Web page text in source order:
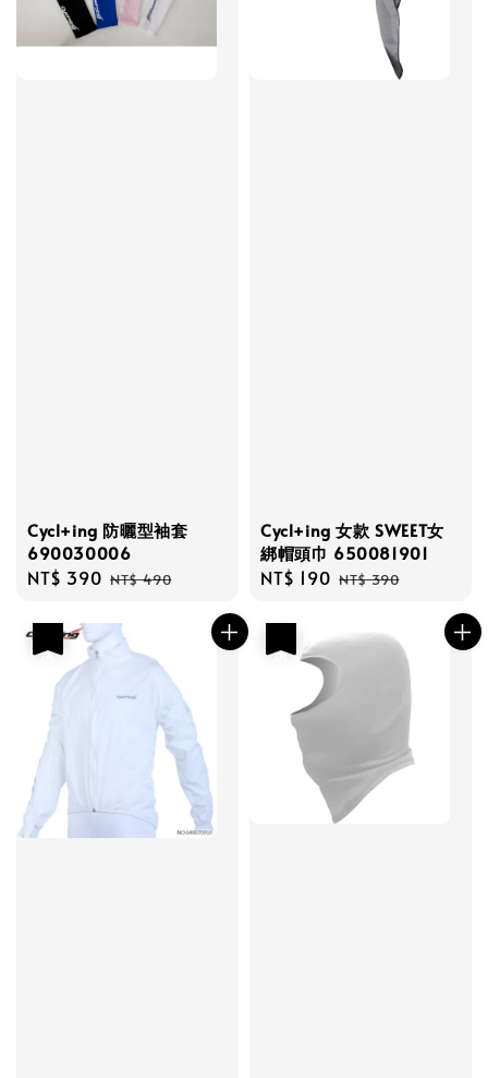
Cycl+ing 防曬型袖套
690030006
Sale
NT$ 390 Regular
NT$ 490
Cycl+ing 女款 SWEET女
綁帽頭巾 650081901
Sale
NT$ 190 Regular
NT$ 390